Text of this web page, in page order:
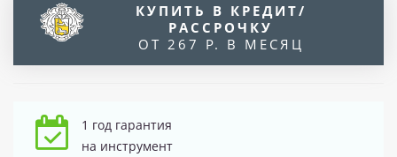
КУПИТЬ В КРЕДИТ/
РАССРОЧКУ
ОТ 267 Р. В МЕСЯЦ
1 год гарантия
на инструмент